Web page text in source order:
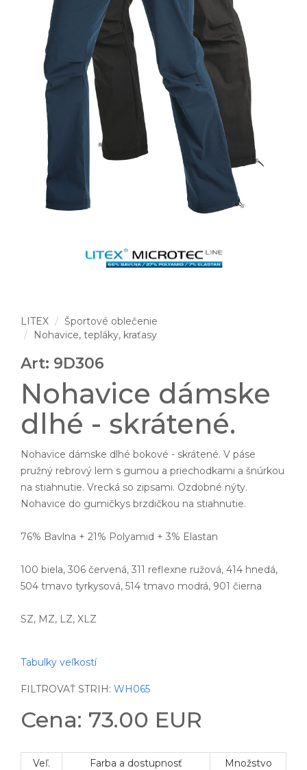
LITEX
Športové oblečenie
Nohavice, tepláky, kraťasy
Art: 9D306
Nohavice dámske
dlhé - skrátené.
Nohavice dámske dlhé bokové - skrátené. V páse
pružný rebrový lem s gumou a priechodkami a šnúrkou
na stiahnutie. Vrecká so zipsami. Ozdobné nýty.
Nohavice do gumičkys brzdičkou na stiahnutie.
76% Bavlna + 21% Polyamid + 3% Elastan
100 biela, 306 červená, 311 reflexne ružová, 414 hnedá,
504 tmavo tyrkysová, 514 tmavo modrá, 901 čierna
SZ, MZ, LZ, XLZ
Tabulky veľkostí
FILTROVAŤ STRIH: WH065
Cena: 73.00 EUR
Veľ. Farba a dostupnosť Množstvo